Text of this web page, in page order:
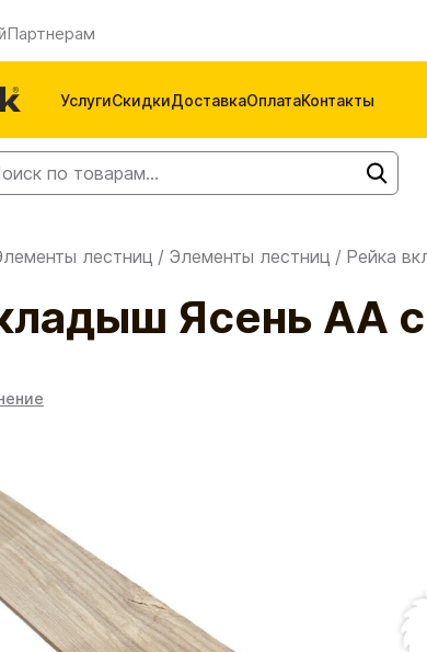
Партнерам
УслугиСкидкиДоставкаОплатаКонтакты
лестниц / Элементы лестниц / Рейка
Ясень АА